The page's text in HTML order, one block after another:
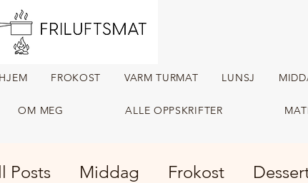
HJEM FROKOST VARM TURMAT LUNSJ
OM MEG ALLE OPPSKRIFTER
Posts Middag Frokost